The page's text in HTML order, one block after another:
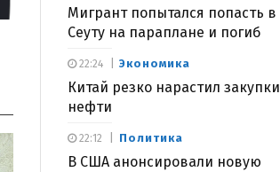
Мигрант попытался попасть в
Сеуту на параплане и погиб
Экономика
Китай резко нарастил закупки
нефти
22:24
Политика
В США анонсировали новую
22:12